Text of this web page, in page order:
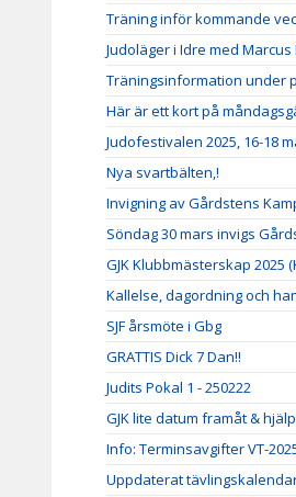
Träning inför kommande
Judoläger i Idre med
Träningsinformation under
Här är ett kort på
Judofestivalen 2025, 16-18
Nya svartbälten,!
Invigning av Gårdstens
Söndag 30 mars invigs
GJK Klubbmästerskap 2025
Kallelse, dagordning och
SJF årsmöte i Gbg
GRATTIS Dick 7 Dan!!
Judits Pokal 1 - 250222
GJK lite datum framåt &
Info: Terminsavgifter VT-
Uppdaterat